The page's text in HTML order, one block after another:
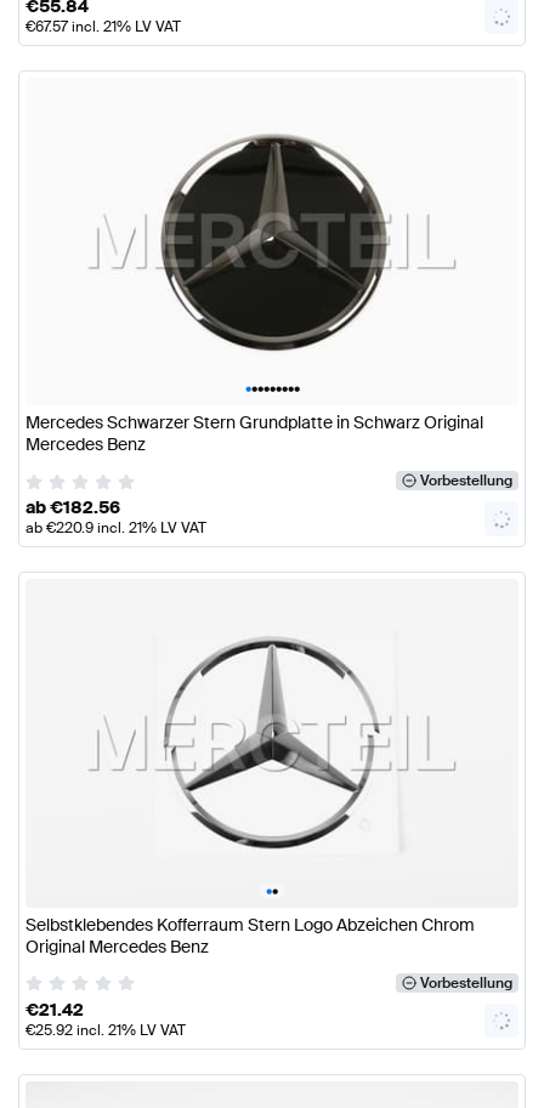
€55.84
€67.57incl. 21% LV VAT
•••••••••
Mercedes Schwarzer Stern Grundplatte in Schwarz Original
Mercedes Benz
Vorbestellung
ab€182.56
ab€220.9incl. 21% LV VAT
••
Selbstklebendes Kofferraum Stern Logo Abzeichen Chrom
Original Mercedes Benz
Vorbestellung
€21.42
€25.92incl. 21% LV VAT